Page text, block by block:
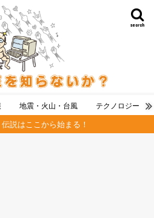
search
地震・火山・台風 テクノロジー
説はここから始まる！